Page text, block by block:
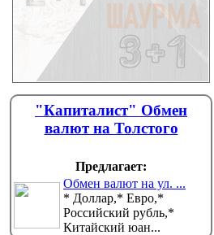
"Капиталист" Обмен
валют на Толстого
Предлагает:
Обмен валют на ул. ...
* Доллар,* Евро,*
Российский рубль,*
Китайский юан...